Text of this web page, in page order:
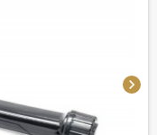
chevron_right